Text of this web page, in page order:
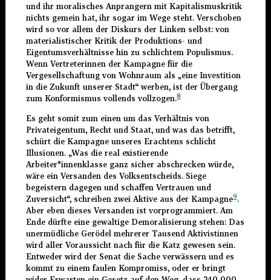
und ihr moralisches Anprangern mit Kapitalismuskritik
nichts gemein hat, ihr sogar im Wege steht. Verschoben
wird so vor allem der Diskurs der Linken selbst: von
materialistischer Kritik der Produktions- und
Eigentumsverhältnisse hin zu schlichtem Populismus.
Wenn Vertreterinnen der Kampagne für die
Vergesellschaftung von Wohnraum als „eine Investition
in die Zukunft unserer Stadt“ werben, ist der Übergang
zum Konformismus vollends vollzogen.8
Es geht somit zum einen um das Verhältnis von
Privateigentum, Recht und Staat, und was das betrifft,
schürt die Kampagne unseres Erachtens schlicht
Illusionen. „Was die real existierende
Arbeiter*innenklasse ganz sicher abschrecken würde,
wäre ein Versanden des Volksentscheids. Siege
begeistern dagegen und schaffen Vertrauen und
Zuversicht“, schreiben zwei Aktive aus der Kampagne9.
Aber eben dieses Versanden ist vorprogrammiert. Am
Ende dürfte eine gewaltige Demoralisierung stehen: Das
unermüdliche Gerödel mehrerer Tausend Aktivistinnen
wird aller Voraussicht nach für die Katz gewesen sein.
Entweder wird der Senat die Sache verwässern und es
kommt zu einem faulen Kompromiss, oder er bringt